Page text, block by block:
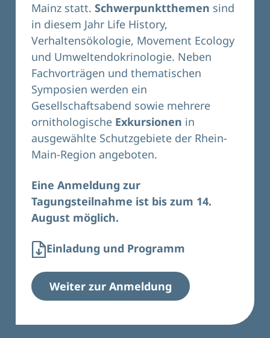
Mainz statt. Schwerpunktthemen sind
in diesem Jahr Life History,
Verhaltensökologie, Movement Ecology
und Umweltendokrinologie. Neben
Fachvorträgen und thematischen
Symposien werden ein
Gesellschaftsabend sowie mehrere
ornithologische Exkursionen in
ausgewählte Schutzgebiete der Rhein-
Main-Region angeboten.
Eine Anmeldung zur
Tagungsteilnahme ist bis zum 14.
August möglich.
Einladung und Programm
Weiter zur Anmeldung